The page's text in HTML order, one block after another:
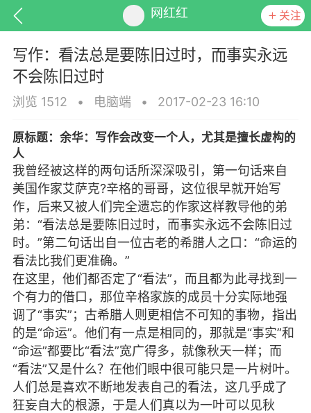
网红红 关注
排行 头衔 抽奖
动态 小说 商城
任务
到你
到你 透过玻璃看到你，看似容易，实则困难。
却看不透你。每当有人这样对我说，我总是...
仙 0 3
写作：看法总是要陈旧过时，而事实永远
不会陈旧过时
浏览 1512 • 电脑端 • 2017-02-23 16:10
原标题：余华：写作会改变一个人，尤其是擅长虚构的
人
我曾经被这样的两句话所深深吸引，第一句话来自
美国作家艾萨克?辛格的哥哥，这位很早就开始写
作，后来又被人们完全遗忘的作家这样教导他的弟
弟：“看法总是要陈旧过时，而事实永远不会陈旧过
时。”第二句话出自一位古老的希腊人之口：“命运的
看法比我们更准确。”
在这里，他们都否定了“看法”，而且都为此寻找到一
个有力的借口，那位辛格家族的成员十分实际地强
调了“事实”；古希腊人则更相信不可知的事物，指出
的是“命运”。他们有一点是相同的，那就是“事实”和
“命运”都要比“看法”宽广得多，就像秋天一样；而
“看法”又是什么？在他们眼中很可能只是一片树叶。
人们总是喜欢不断地发表自己的看法，这几乎成了
狂妄自大的根源，于是人们真以为一叶可以见秋